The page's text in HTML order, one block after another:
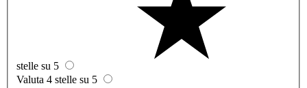
stelle su 5
Valuta 4 stelle su 5